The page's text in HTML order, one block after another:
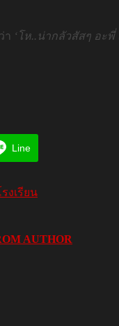
า ‘โห..น่ากลัวสัสๆ อะ
Line
งเรียน
AUTHOR